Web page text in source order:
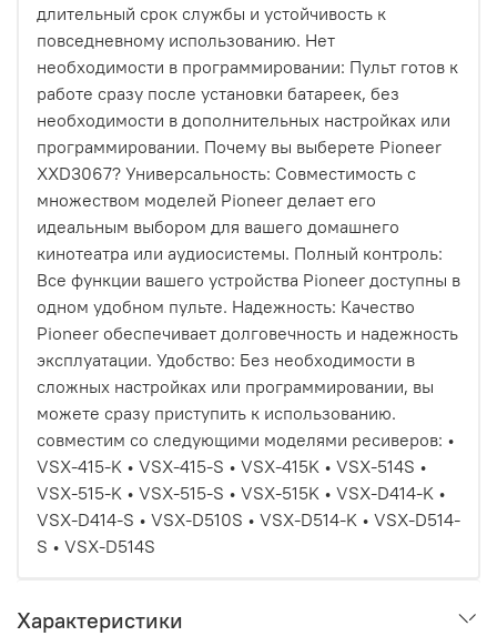
длительный срок службы и устойчивость к
повседневному использованию. Нет
необходимости в программировании: Пульт готов к
работе сразу после установки батареек, без
необходимости в дополнительных настройках или
программировании. Почему вы выберете Pioneer
XXD3067? Универсальность: Совместимость с
множеством моделей Pioneer делает его
идеальным выбором для вашего домашнего
кинотеатра или аудиосистемы. Полный контроль:
Все функции вашего устройства Pioneer доступны в
одном удобном пульте. Надежность: Качество
Pioneer обеспечивает долговечность и надежность
эксплуатации. Удобство: Без необходимости в
сложных настройках или программировании, вы
можете сразу приступить к использованию.
совместим со следующими моделями ресиверов: •
VSX-415-K • VSX-415-S • VSX-415K • VSX-514S •
VSX-515-K • VSX-515-S • VSX-515K • VSX-D414-K •
VSX-D414-S • VSX-D510S • VSX-D514-K • VSX-D514-
S • VSX-D514S
Характеристики